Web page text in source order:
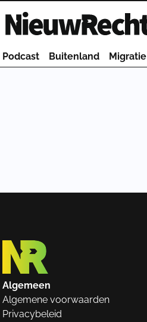
Homepage van NieuwRechts
Podcast Buitenland Migratie
Algemeen
Algemene voorwaarden
Privacybeleid